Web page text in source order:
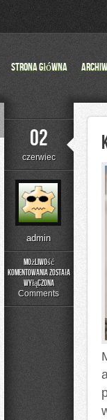
Strona główna
02
czerwiec
admin
Możliwość
komentowania
Kolory
materiały
została
wyłączona
Comments